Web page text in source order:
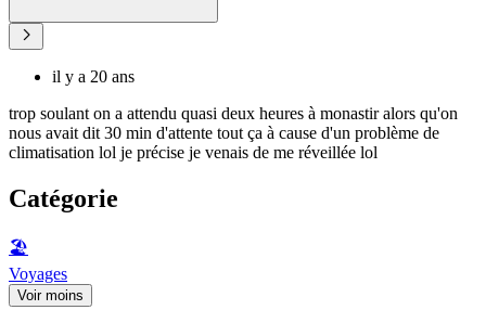
il y a 20 ans
trop soulant on a attendu quasi deux heures à monastir alors qu'on
nous avait dit 30 min d'attente tout ça à cause d'un problème de
climatisation lol je précise je venais de me réveillée lol
Catégorie
🏖
Voyages
Voir moins